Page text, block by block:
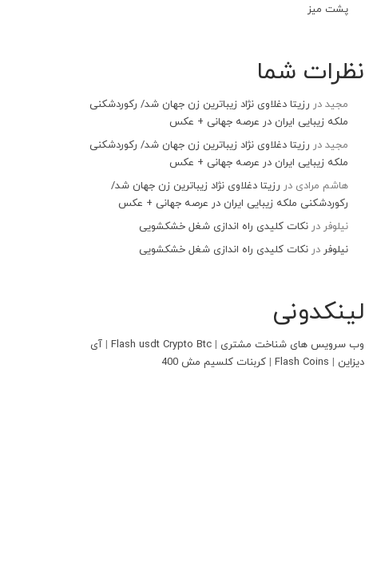
پشت میز
نظرات شما
مجیددر رزیتا دغلاوی نژاد زیباترین زن جهان شد/ رکوردشکنی
ملکه زیبایی ایران در عرصه جهانی + عکس
مجیددر رزیتا دغلاوی نژاد زیباترین زن جهان شد/ رکوردشکنی
ملکه زیبایی ایران در عرصه جهانی + عکس
هاشم مرادی در رزیتا دغلاوی نژاد زیباترین زن جهان شد/
رکوردشکنی ملکه زیبایی ایران در عرصه جهانی + عکس
نیلوفر در نکات کلیدی راه اندازی شغل خشکشویی
نیلوفر در نکات کلیدی راه اندازی شغل خشکشویی
لینکدونی
وب سرویس های شناخت مشتری |
Flash usdt Crypto Btc
| آی
دیزاین|
Flash Coins
| کربنات کلسیم مش 400